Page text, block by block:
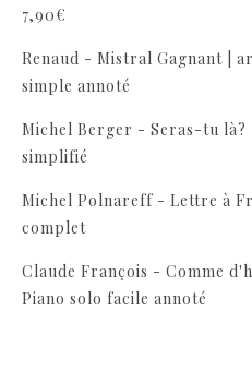
7,90€
Renaud - Mistral Gagnant |
simple annoté
Michel Berger - Seras-tu là?
simplifié
Michel Polnareff - Lettre à
complet
Claude François - Comme
Piano solo facile annoté